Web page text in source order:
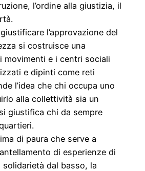
l’ordine alla giustizia, il
l’approvazione del
si costruisce una
movimenti e i centri sociali
e dipinti come reti
l’idea che chi occupa uno
alla collettività sia un
giustifica chi da sempre
di paura che serve a
di esperienze di
dal basso, la